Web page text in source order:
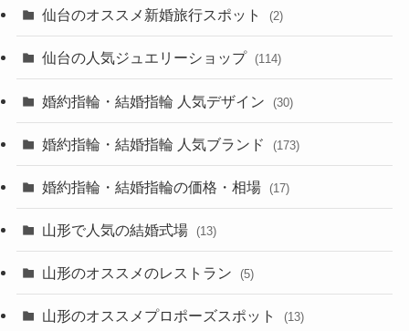
仙台のオススメ新婚旅行スポット (2)
仙台の人気ジュエリーショップ (114)
婚約指輪・結婚指輪 人気デザイン (30)
婚約指輪・結婚指輪 人気ブランド (173)
婚約指輪・結婚指輪の価格・相場 (17)
山形で人気の結婚式場 (13)
山形のオススメのレストラン (5)
山形のオススメプロポーズスポット (13)